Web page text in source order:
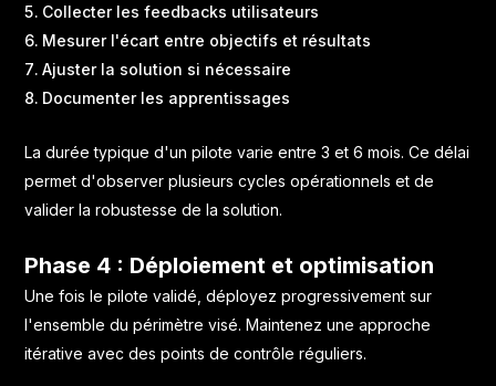
Collecter les feedbacks utilisateurs
Mesurer l'écart entre objectifs et résultats
Ajuster la solution si nécessaire
Documenter les apprentissages
La durée typique d'un pilote varie entre 3 et 6 mois. Ce délai
permet d'observer plusieurs cycles opérationnels et de
valider la robustesse de la solution.
Phase 4 : Déploiement et optimisation
Une fois le pilote validé, déployez progressivement sur
l'ensemble du périmètre visé. Maintenez une approche
itérative avec des points de contrôle réguliers.